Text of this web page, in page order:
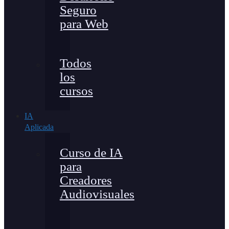
Seguro
para Web
Todos
los
cursos
IA
Aplicada
Curso de IA
para
Creadores
Audiovisuales